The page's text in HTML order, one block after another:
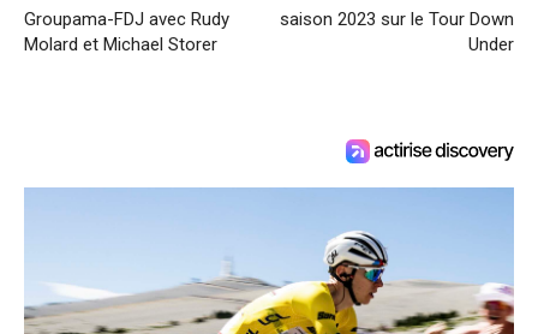
Groupama-FDJ avec Rudy
Molard et Michael Storer
saison 2023 sur le Tour Down
Under